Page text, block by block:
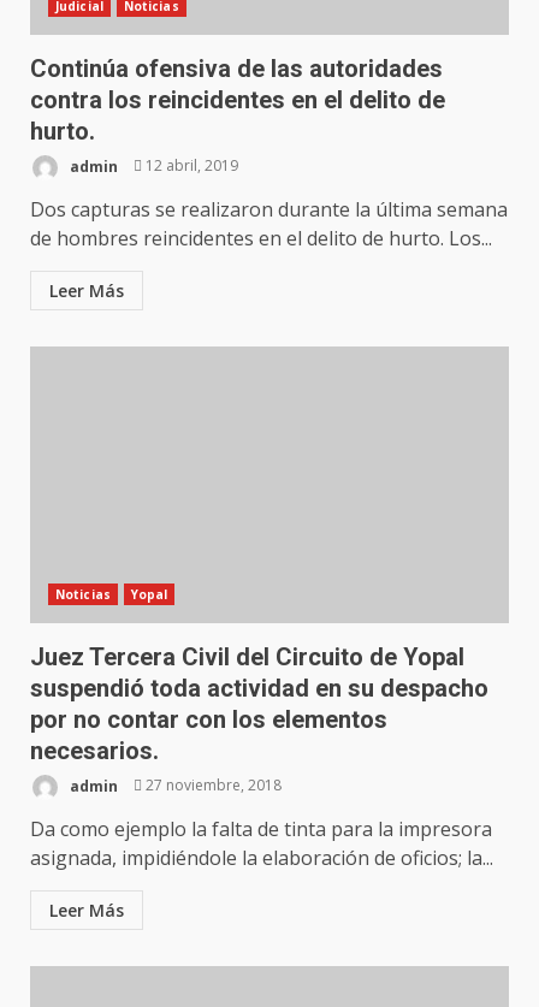
Judicial Noticias
Continúa ofensiva de las autoridades
contra los reincidentes en el delito de
hurto.
admin 12 abril, 2019
Dos capturas se realizaron durante la última semana
de hombres reincidentes en el delito de hurto. Los...
Leer Más
Noticias Yopal
Juez Tercera Civil del Circuito de Yopal
suspendió toda actividad en su despacho
por no contar con los elementos
necesarios.
admin 27 noviembre, 2018
Da como ejemplo la falta de tinta para la impresora
asignada, impidiéndole la elaboración de oficios; la...
Leer Más